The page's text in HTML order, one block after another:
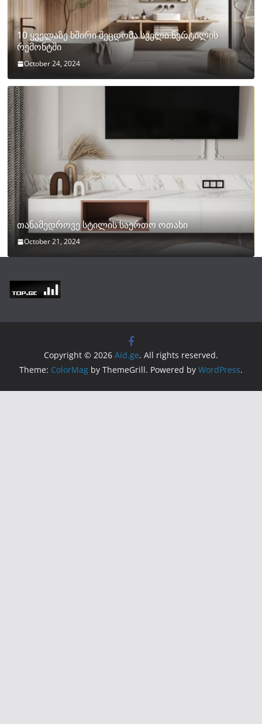
10 ყველაზე ხშირი შეცდომა სველი წერტილის
რემონტში
October 24, 2024
თანამედროვე სტილის საერთო ოთახი
October 21, 2024
Copyright © 2026 Aid.ge. All rights reserved.
Theme: ColorMag by ThemeGrill. Powered by WordPress.